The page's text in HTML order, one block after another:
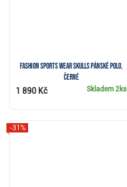
Fashion Sports Wear Skulls pánské polo,
černé
Skladem2ks
1 890 Kč
-31%